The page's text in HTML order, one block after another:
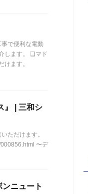
で便利な電動
します。 ❏マド
けます。
』 | 三和シ
ただけます。
〜デ
ンニュート